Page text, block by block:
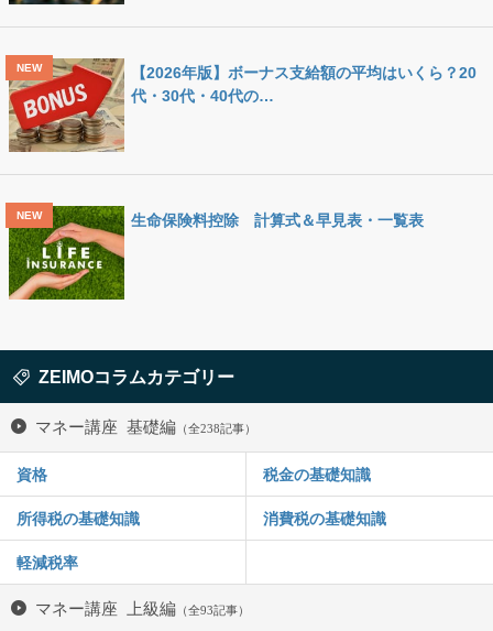
【2026年版】ボーナス支給額の平均はいくら？20
代・30代・40代の…
生命保険料控除 計算式＆早見表・一覧表
ZEIMOコラムカテゴリー
マネー講座 基礎編 （全238記事）
資格 税金の基礎知識
所得税の基礎知識 消費税の基礎知識
軽減税率
マネー講座 上級編 （全93記事）